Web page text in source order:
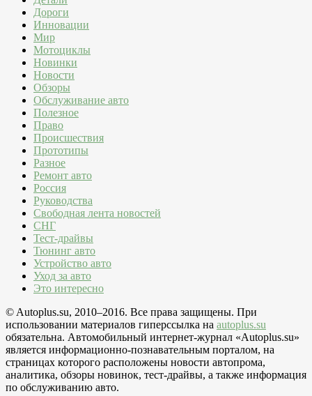
Дороги
Инновации
Мир
Мотоциклы
Новинки
Новости
Обзоры
Обслуживание авто
Полезное
Право
Происшествия
Прототипы
Разное
Ремонт авто
Россия
Руководства
Свободная лента новостей
СНГ
Тест-драйвы
Тюнинг авто
Устройство авто
Уход за авто
Это интересно
© Autoplus.su, 2010–2016. Все права защищены. При
использовании материалов гиперссылка на autoplus.su
обязательна. Автомобильный интернет-журнал «Autoplus.su»
является информационно-познавательным порталом, на
страницах которого расположены новости автопрома,
аналитика, обзоры новинок, тест-драйвы, а также информация
по обслуживанию авто.